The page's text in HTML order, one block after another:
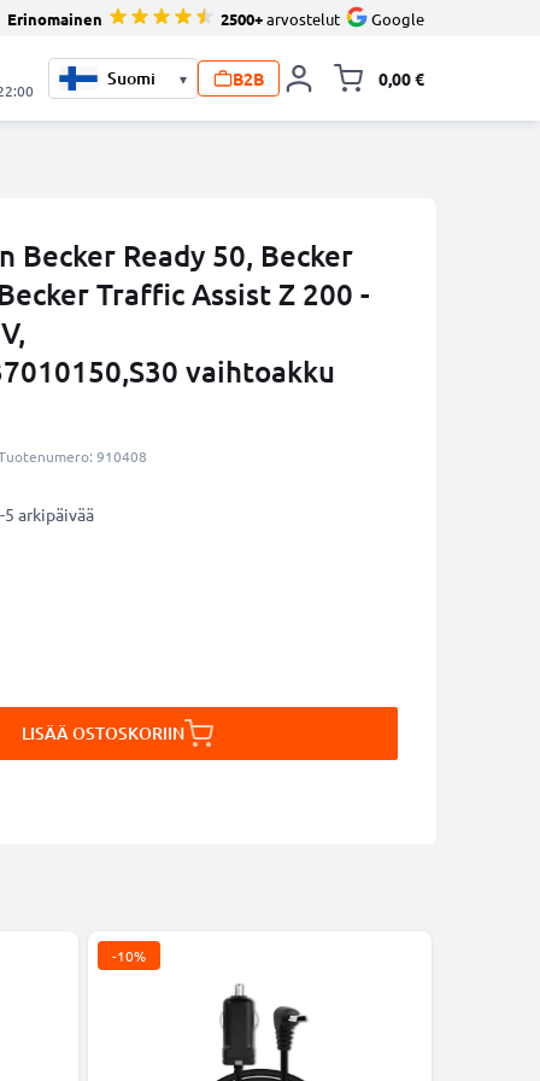
Erinomainen 2500+arvostelut Google
▾ B2B 0,00 €
Ready 50, Becker
Traffic Assist Z 200 -
vaihtoakku
910408
arkipäivää
LISÄÄ OSTOSKORIIN
-10%